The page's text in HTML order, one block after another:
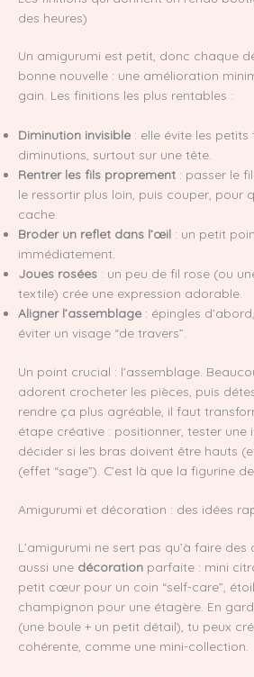
des heures)
Un amigurumi est petit, donc chaque
bonne nouvelle : une amélioration
gain. Les finitions les plus rentables :
Diminution invisible : elle évite les
diminutions, surtout sur une tête.
Rentrer les fils proprement : passer le
le ressortir plus loin, puis couper, pour
cache.
Broder un reflet dans l’œil : un petit
immédiatement.
Joues rosées : un peu de fil rose (ou
textile) crée une expression adorable.
Aligner l’assemblage : épingles
éviter un visage “de travers”.
Un point crucial : l’assemblage.
adorent crocheter les pièces, puis
rendre ça plus agréable, il faut
étape créative : positionner, tester une
décider si les bras doivent être hauts
(effet “sage”). C’est là que la figurine
Amigurumi et décoration : des idées
L’amigurumi ne sert pas qu’à faire des
aussi une décoration parfaite : mini
petit cœur pour un coin “self-care”,
champignon pour une étagère. En
(une boule + un petit détail), tu peux
cohérente, comme une mini-collection.